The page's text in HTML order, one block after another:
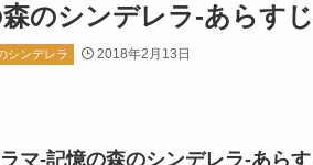
のシンデレラ-あらす
シンデレラ 2018年2月13日
マ-記憶の森のシンデレラ-あら